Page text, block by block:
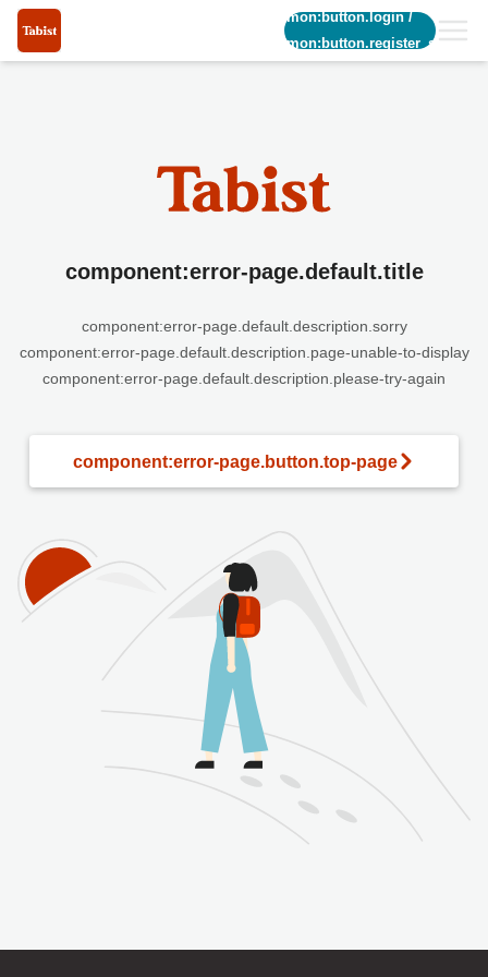
common:button.login/
common:button.register_short
component:error-page.default.title
component:error-page.default.description.sorry
component:error-page.default.description.page-unable-to-display
component:error-page.default.description.please-try-again
component:error-page.button.top-page